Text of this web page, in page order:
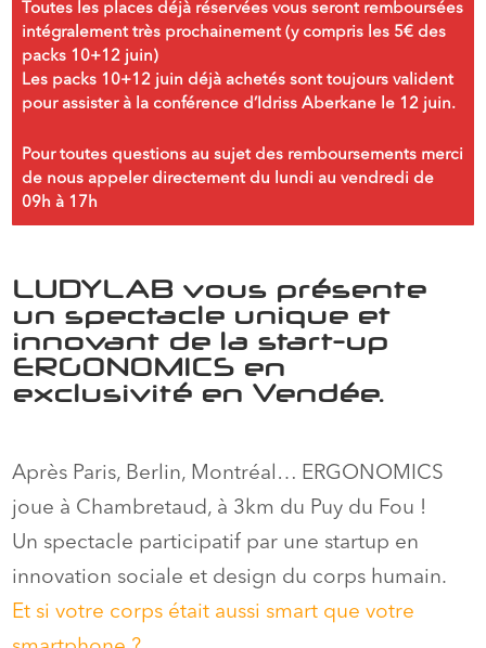
Toutes les places déjà réservées vous seront remboursées
intégralement très prochainement (y compris les 5€ des
packs 10+12 juin)
Les packs 10+12 juin déjà achetés sont toujours valident
pour assister à la conférence d’Idriss Aberkane le 12 juin.
Pour toutes questions au sujet des remboursements merci
de nous appeler directement du lundi au vendredi de
09h à 17h
LUDYLAB vous présente
un spectacle unique et
innovant de la start-up
ERGONOMICS en
exclusivité en Vendée.
Après Paris, Berlin, Montréal… ERGONOMICS
joue à Chambretaud, à 3km du Puy du Fou !
Un spectacle participatif par une startup en
innovation sociale et design du corps humain.
Et si votre corps était aussi smart que votre